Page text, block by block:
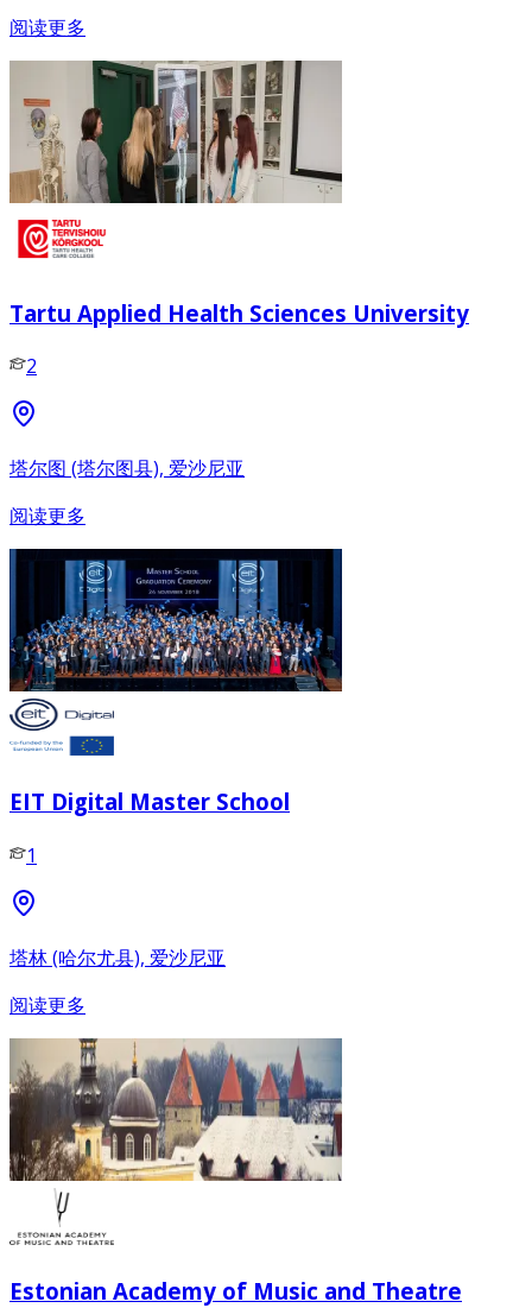
阅读更多
Tartu Applied Health Sciences University
2
塔尔图 (塔尔图县), 爱沙尼亚
阅读更多
EIT Digital Master School
1
塔林 (哈尔尤县), 爱沙尼亚
阅读更多
Estonian Academy of Music and Theatre